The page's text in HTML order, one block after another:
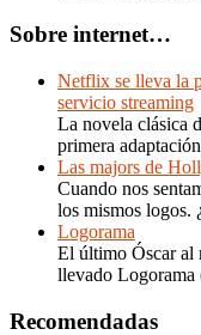
Sobre internet…
Netflix se lleva la
servicio streaming
La novela clásica
primera
Las majors de
Cuando nos
los mismos logos.
Logorama
El último Óscar al
llevado
Recomendadas